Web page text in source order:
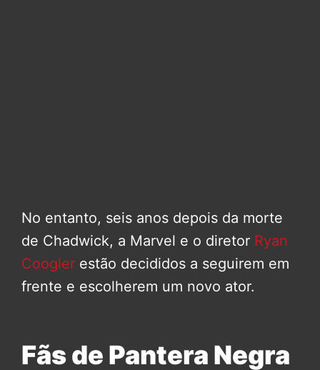
No entanto, seis anos depois da morte
de Chadwick, a Marvel e o diretor Ryan
Coogler estão decididos a seguirem em
frente e escolherem um novo ator.
Fãs de Pantera Negra